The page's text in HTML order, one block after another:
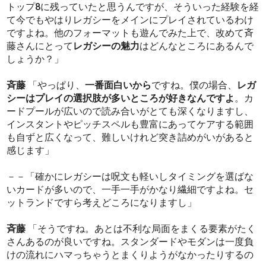
トップ8に残っていたと思うんですが、そういった経験を経
て今でもやはりレガシーをメインにプレイされているわけ
ですよね。他のフォーマットも遊んでみた上で、改めて斉
藤さんにとって レガシーの魅力はどんなところにあるんで
しょうか？」
斉藤 「やっぱり、一番面白いからですね。僕の場合、 レガ
シーはプレイの選択肢が多いところが好きなんですよ 。カ
ードプールが広いので読み合いがとても深くなりますし、
インスタントやピッチスペルも豊富にあってケアする範囲
も自ずと広くなって、難しいけれど突き詰めがいがあると
感じます」
－－「確かにレガシーは呪文も軽いしタイミングを選ばな
いカードが多いので、一手一手がかなり繊細ですよね。セ
ットランドですら考えどころになりますし」
斉藤
「そうですね。あとは不利な局面をまくる要素がたく
さんあるのが良いですね。スタンダードやモダンは一度負
けの流れにハマっちゃうとまくりようがなかったりするの